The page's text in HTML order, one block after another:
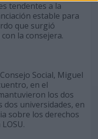
tendentes a la
estable para
que surgió
la consejera.
Social, Miguel
en el
los dos
dos universidades, en
sobre los derechos